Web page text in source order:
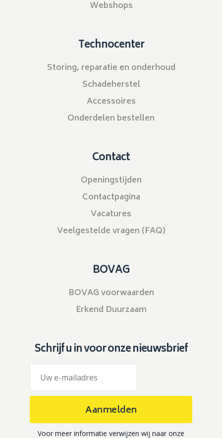
Webshops
Technocenter
Storing, reparatie en onderhoud
Schadeherstel
Accessoires
Onderdelen bestellen
Contact
Openingstijden
Contactpagina
Vacatures
Veelgestelde vragen (FAQ)
BOVAG
BOVAG voorwaarden
Erkend Duurzaam
Schrijf u in voor onze nieuwsbrief
Aanmelden
Voor meer informatie verwijzen wij naar onze